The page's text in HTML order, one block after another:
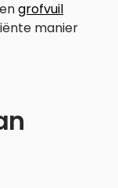
grofvuil
manier